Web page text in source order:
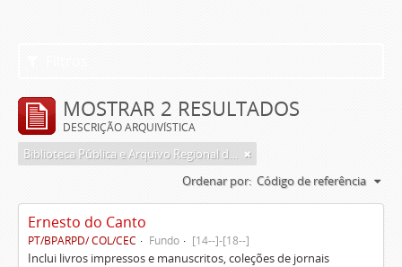
MOSTRAR 2 RESULTADOS
DESCRIÇÃO ARQUIVÍSTICA
Biblioteca Pública e Arquivo Regional de Ponta Delgada
Ordenar por: Código de referência
Ernesto do Canto
PT/BPARPD/ COL/CEC Fundo [14--]-[18--]
Inclui livros impressos e manuscritos, coleções de jornais